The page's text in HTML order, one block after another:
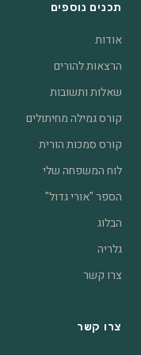
תכנים נוספים
אודות
הרצאות להורים
שאלות ותשובות
קורס גמילה מחיתולים
קורס סמכות הורית
לוח המשפחה שלי
הספר "אורי גדול"
הבלוג
גלריה
צרו קשר
צרו קשר